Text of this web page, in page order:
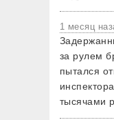
1 месяц
за рулем
пытался
тысячами